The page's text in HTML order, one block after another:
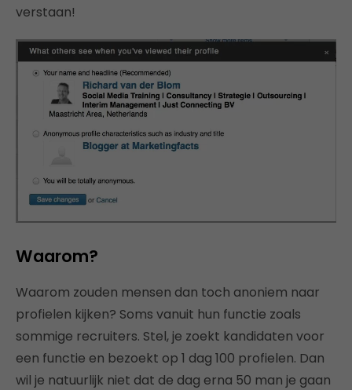
verstaan!
Waarom?
Waarom zouden mensen dan toch anoniem naar
profielen kijken? Soms vanuit hun functie zoals
sommige recruiters. Stel, je zoekt kandidaten voor
een functie en bezoekt op 1 dag 100 profielen. Dan
wil je natuurlijk niet dat de dag erna 50 man je gaan